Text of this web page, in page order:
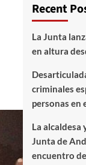
Recent
La Junta
en altura
criminales
personas en
La alcaldesa
Junta de
encuentro